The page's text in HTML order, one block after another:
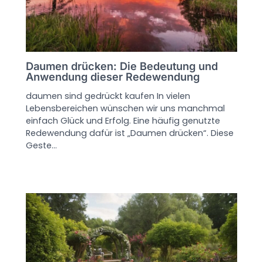
Daumen drücken: Die Bedeutung und
Anwendung dieser Redewendung
daumen sind gedrückt kaufen In vielen
Lebensbereichen wünschen wir uns manchmal
einfach Glück und Erfolg. Eine häufig genutzte
Redewendung dafür ist „Daumen drücken“. Diese
Geste…